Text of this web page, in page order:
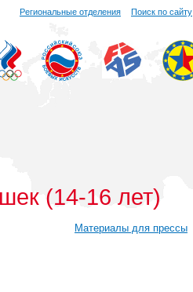
Региональные отделения Поиск по сайту
(14-16 лет)
Материалы для прессы